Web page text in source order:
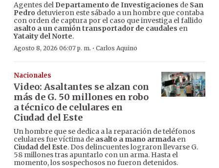
Agentes del Departamento de Investigaciones de San
Pedro detuvieron este sábado a un hombre que contaba
con orden de captura por el caso que investiga el fallido
asalto a un camión transportador de caudales en
Yataity del Norte.
Agosto 8, 2026 06:07 p. m. · Carlos Aquino
Nacionales
Video: Asaltantes se alzan con
más de G. 50 millones en robo
a técnico de celulares en
Ciudad del Este
Un hombre que se dedica a la reparación de teléfonos
celulares fue víctima de asalto a mano armada en
Ciudad del Este. Dos delincuentes lograron llevarse G.
58 millones tras apuntarlo con un arma. Hasta el
momento, los sospechosos no fueron detenidos.